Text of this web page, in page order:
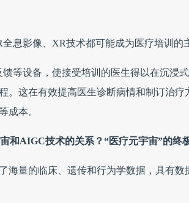
息影像、XR技术都可能成为医疗培训的
等设备，使接受培训的医生得以在沉浸
。这在有效提高医生诊断病情和制订治疗
成本。
和AIGC技术的关系？“医疗元宇宙”的终
海量的临床、遗传和行为学数据，具有数